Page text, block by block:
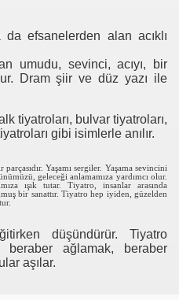
efsanelerden alan acıklı
umudu, sevinci, acıyı, bir
Dram şiir ve düz yazı ile
tiyatroları, bulvar tiyatroları,
gibi isimlerle anılır.
Yaşamı sergiler. Yaşama sevincini
geleceği anlamamıza yardımcı olur.
ışık tutar. Tiyatro, insanlar arasında
bir sanattır. Tiyatro hep iyiden, güzelden
düşündürür. Tiyatro
ağlamak, beraber
aşılar.